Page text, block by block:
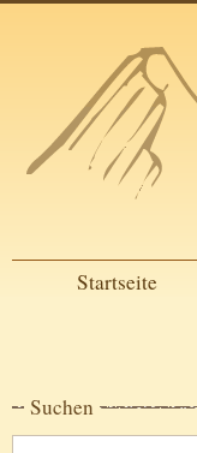
Startseite
Suchen